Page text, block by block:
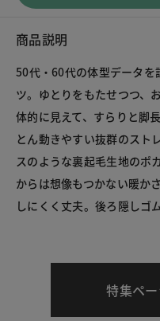
商品説明
50代・60代の体型データ
ツ。ゆとりをもたせつつ、
体的に見えて、すらりと脚
とん動きやすい抜群のスト
スのような裏起毛生地のポ
からは想像もつかない暖か
しにくく丈夫。後ろ隠しゴ
特集ペ